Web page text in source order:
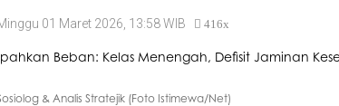
01 Maret 2026, 13:58 WIB 416x
& Analis Stratejik (Foto Istimewa/Net)